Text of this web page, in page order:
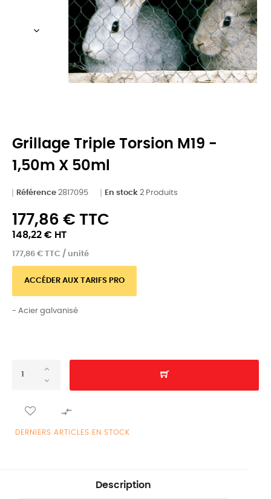
Grillage Triple Torsion M19 -
1,50m X 50ml
Référence 2817095 En stock 2 Produits
177,86 € TTC
148,22 € HT
177,86 € TTC / unité
ACCÉDER AUX TARIFS PRO
- Acier galvanisé

DERNIERS ARTICLES EN STOCK
Description